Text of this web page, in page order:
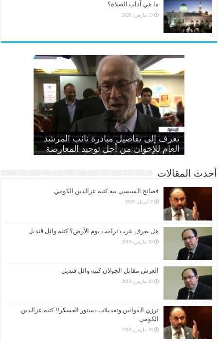
ما هي آداب الصلاة؟
13 مارس، 2026
تعرف إلى تفاصيل مبادرة نائب المرشد
العام للإخوان من أجل توحيد المعارضة
“الإخوان”: تأييد النقض بإعدام تسعة
مواطنين بهزلية النائب العام يؤكد تحول
القضاء لألعوبة في يد العسكر
“متحدثة الإخوان” تطالب الانقلاب بوقف
الانتهاكات بحق المرأة وإطلاق سراح كل
الحرائر
“المجلس الثوري”: التحرك ضد الأنظمة
الطاغية “واجب وطني وضرورة
اقتصادية”
أمين عام الإخوان: لا تصالح مع القتلة ولا
بديل عن القصاص
أحدث المقالات
فضائح السيسي بيه كتبه عزالدين الكومي
7 أبريل، 2019
هل يعرف عرب ترامب يوم الأرض؟ كتبه وائل قنديل
30 مارس، 2019
العرش مقابل الجولان كتبه وائل قنديل
28 مارس، 2019
ترزي القوانين وتعديلات دستور العسكر!! كتبه عزالدين
الكومي
28 مارس، 2019